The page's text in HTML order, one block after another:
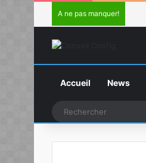
A ne pas manquer!
Accueil News